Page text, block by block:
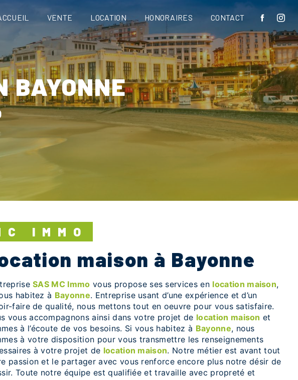
VENTE LOCATION HONORAIRES CONTACT
BAYONNE
IMMO
maison à Bayonne
SAS MC Immo vous propose ses services en location maison,
habitez à Bayonne. Entreprise usant d’une expérience et d’un
faire de qualité, nous mettons tout en oeuvre pour vous satisfaire.
vous accompagnons ainsi dans votre projet de location maison et
à l’écoute de vos besoins. Si vous habitez à Bayonne, nous
à votre disposition pour vous transmettre les renseignements
à votre projet de location maison. Notre métier est avant tout
passion et le partager avec vous renforce encore plus notre désir de
Toute notre équipe est qualifiée et travaille avec propreté et